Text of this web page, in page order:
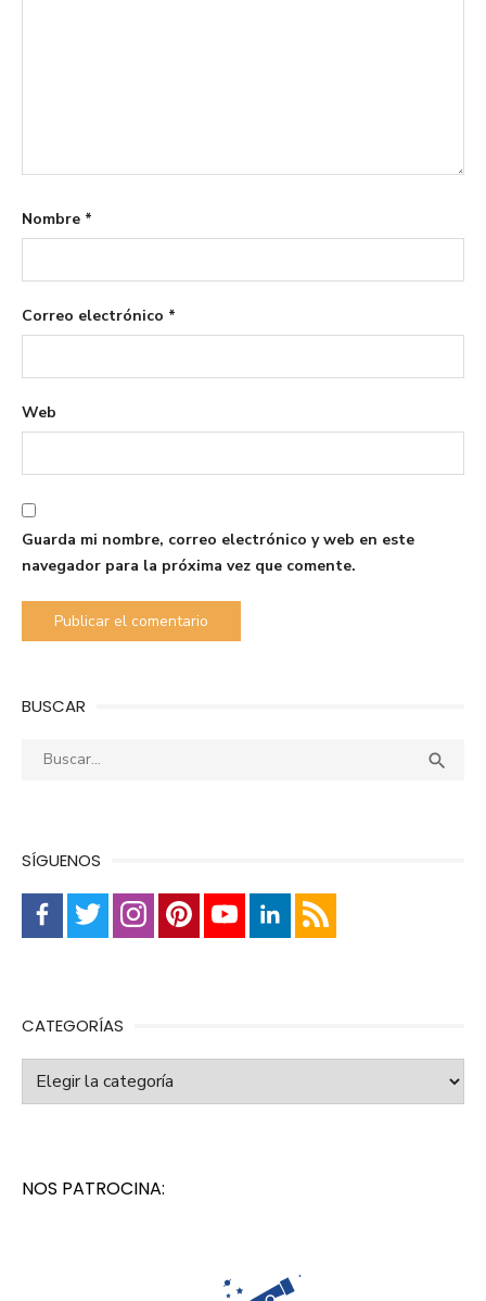
Nombre *
Correo electrónico *
Web
Guarda mi nombre, correo electrónico y web en este
navegador para la próxima vez que comente.
BUSCAR
Buscar: 
SÍGUENOS
CATEGORÍAS
Categorías
NOS PATROCINA: